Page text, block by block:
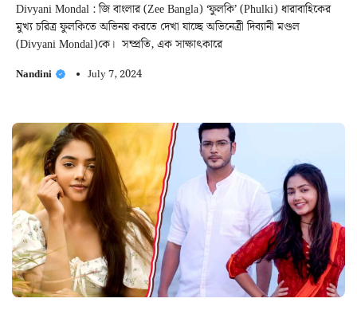
Divyani Mondal : জি বাংলার (Zee Bangla) ‘ফুলকি’ (Phulki) ধারাবাহিকের
মুখ্য চরিত্র ফুলকিতে অভিনয় করতে দেখা যাচ্ছে অভিনেত্রী দিব্যানী মণ্ডল
(Divyani Mondal)কে। সম্প্রতি, এক সাক্ষাৎকারে
Nandini July 7, 2024